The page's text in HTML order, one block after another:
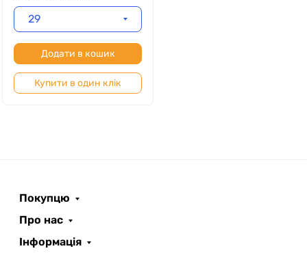
29
Додати в кошик
Купити в один клік
Покупцю
Про нас
Інформація